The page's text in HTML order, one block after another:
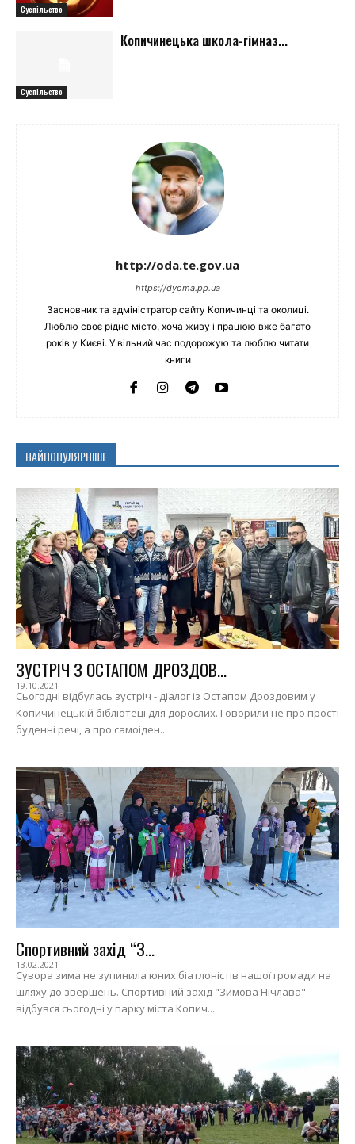
Суспільство
Суспільство
Копичинецька школа-гімназ...
http://oda.te.gov.ua
https://dyoma.pp.ua
Засновник та адміністратор сайту Копичинці та околиці.
Люблю своє рідне місто, хоча живу і працюю вже багато
років у Києві. У вільний час подорожую та люблю читати
книги
НАЙПОПУЛЯРНІШЕ
ЗУСТРІЧ З ОСТАПОМ ДРОЗДОВ...
19.10.2021
Сьогодні відбулась зустріч - діалог із Остапом Дроздовим у
Копичинецькій бібліотеці для дорослих. Говорили не про прості
буденні речі, а про самоіден...
Спортивний захід “З...
13.02.2021
Сувора зима не зупинила юних біатлоністів нашої громади на
шляху до звершень. Спортивний захід "Зимова Нічлава"
відбувся сьогодні у парку міста Копич...